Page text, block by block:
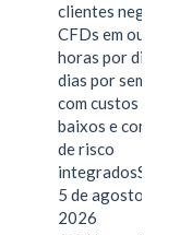
clientes
CFDs em ouro
horas por dia,
dias por semana,
com custos mais
baixos e
de risco
5 de agosto de
2026